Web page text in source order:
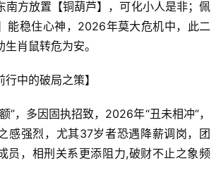
南方放置【铜葫芦】，可化小人是非；佩
能稳住心神，2026年莫大危机中，此二
肖鼠转危为安。
行中的破局之策】
”，多因固执招致，2026年“丑未相冲”，
感强烈，尤其37岁者恐遇降薪调岗，团
员，相刑关系更添阻力,破财不止之象频